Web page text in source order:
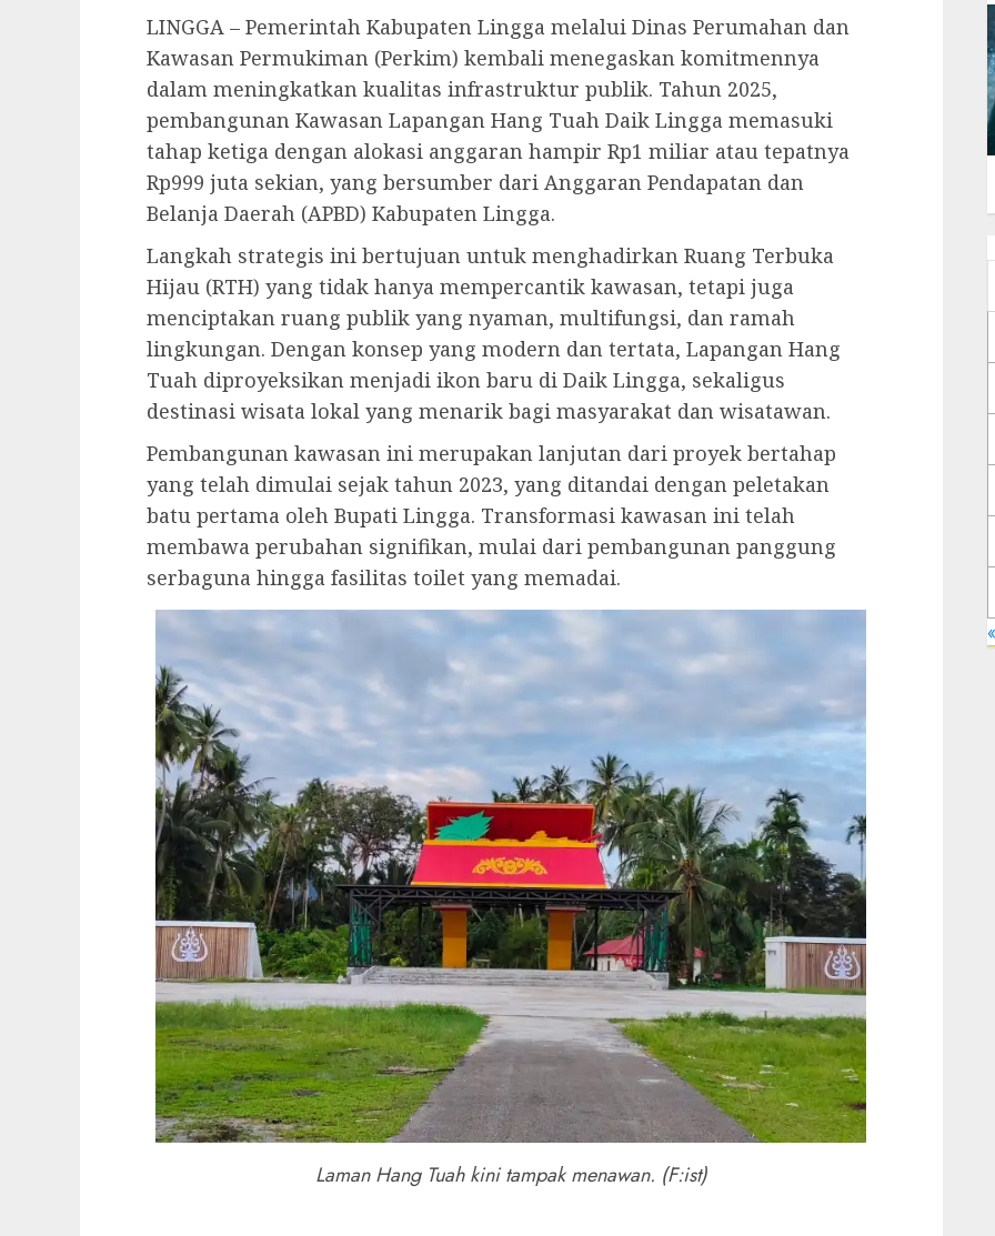
LINGGA – Pemerintah Kabupaten Lingga melalui Dinas Perumahan dan
Kawasan Permukiman (Perkim) kembali menegaskan komitmennya
dalam meningkatkan kualitas infrastruktur publik. Tahun 2025,
pembangunan Kawasan Lapangan Hang Tuah Daik Lingga memasuki
tahap ketiga dengan alokasi anggaran hampir Rp1 miliar atau tepatnya
Rp999 juta sekian, yang bersumber dari Anggaran Pendapatan dan
Belanja Daerah (APBD) Kabupaten Lingga.
Langkah strategis ini bertujuan untuk menghadirkan Ruang Terbuka
Hijau (RTH) yang tidak hanya mempercantik kawasan, tetapi juga
menciptakan ruang publik yang nyaman, multifungsi, dan ramah
lingkungan. Dengan konsep yang modern dan tertata, Lapangan Hang
Tuah diproyeksikan menjadi ikon baru di Daik Lingga, sekaligus
destinasi wisata lokal yang menarik bagi masyarakat dan wisatawan.
Pembangunan kawasan ini merupakan lanjutan dari proyek bertahap
yang telah dimulai sejak tahun 2023, yang ditandai dengan peletakan
batu pertama oleh Bupati Lingga. Transformasi kawasan ini telah
membawa perubahan signifikan, mulai dari pembangunan panggung
serbaguna hingga fasilitas toilet yang memadai.
Laman Hang Tuah kini tampak menawan. (F:ist)